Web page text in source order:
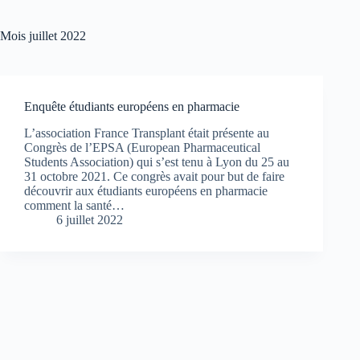
Mois juillet 2022
Enquête étudiants européens en pharmacie
L’association France Transplant était présente au
Congrès de l’EPSA (European Pharmaceutical
Students Association) qui s’est tenu à Lyon du 25 au
31 octobre 2021. Ce congrès avait pour but de faire
découvrir aux étudiants européens en pharmacie
comment la santé…
6 juillet 2022